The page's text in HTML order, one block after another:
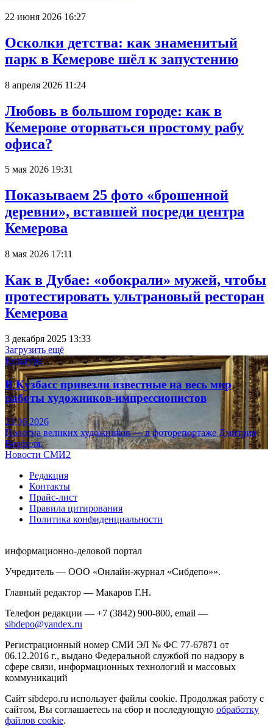
22 июня 2026 16:27
Осколки детства: как знаменитый
парк в Кемерове шёл к запустению
8 апреля 2026 11:24
Любовь в большом городе: как в
Кемерове оторваться простому рабу
офиса?
5 мая 2026 19:31
Показываем 25 фото «брошенной
деревни», вставшей посреди центра
Кемерова
8 мая 2026 17:11
Как в Дубае: «обокрали» мужей, чтобы
протестировать ультрановый ресторан
Кемерова
3 декабря 2025 13:33
Загрузить ещё
Культура
В Кузбасс привезли известные на весь мир
работы художников-импрессионистов
23.06.2026
Полотна великих художников — в фоторепортаже Дмитрия
Верфеля.
Новости СМИ2
Редакция
Контакты
Прайс-лист
Правила цитирования
Политика конфиденциальности
информационно-деловой портал
Учредитель — ООО «Онлайн-журнал «Сибдепо»».
Главный редактор — Макаров Г.Н.
Телефон редакции — +7 (3842) 900-800, email —
sibdepo@yandex.ru
Регистрационный номер СМИ ЭЛ № ФС 77-67871 от
06.12.2016 г., выдано Федеральной службой по надзору в
сфере связи, информационных технологий и массовых
коммуникаций
Сайт sibdepo.ru использует файлы cookie. Продолжая работу с
сайтом, Вы соглашаетесь на сбор и последующую обработку
файлов cookie.